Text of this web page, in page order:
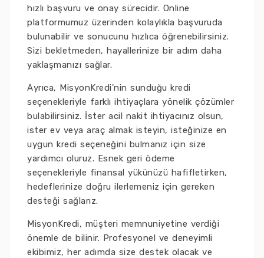
hızlı başvuru ve onay sürecidir. Online
platformumuz üzerinden kolaylıkla başvuruda
bulunabilir ve sonucunu hızlıca öğrenebilirsiniz.
Sizi bekletmeden, hayallerinize bir adım daha
yaklaşmanızı sağlar.
Ayrıca, MisyonKredi'nin sunduğu kredi
seçenekleriyle farklı ihtiyaçlara yönelik çözümler
bulabilirsiniz. İster acil nakit ihtiyacınız olsun,
ister ev veya araç almak isteyin, isteğinize en
uygun kredi seçeneğini bulmanız için size
yardımcı oluruz. Esnek geri ödeme
seçenekleriyle finansal yükünüzü hafifletirken,
hedeflerinize doğru ilerlemeniz için gereken
desteği sağlarız.
MisyonKredi, müşteri memnuniyetine verdiği
önemle de bilinir. Profesyonel ve deneyimli
ekibimiz, her adımda size destek olacak ve